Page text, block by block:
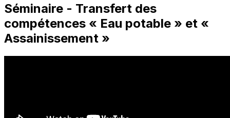
Séminaire - Transfert des
compétences « Eau potable » et «
Assainissement »